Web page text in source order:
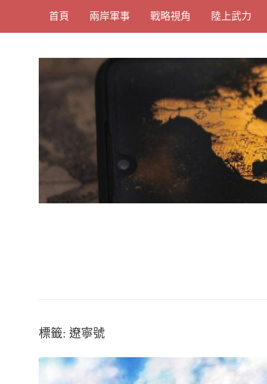
首頁 兩岸軍事 戰略視角 陸上武力
標籤: 遼寧號